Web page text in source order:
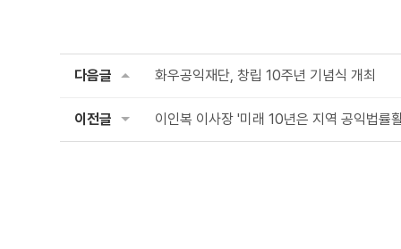
다음글 화우공익재단, 창립 10주년 기념식 개최
이전글 이인복 이사장 '미래 10년은 지역 공익법률